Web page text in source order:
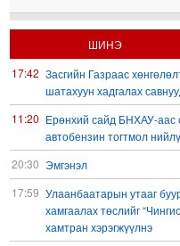
ШИНЭ
17:42 Засгийн Газраас
шатахуун хадгалах
11:20 Ерөнхий сайд БНХАУ-аас
автобензин тогтмол
20:30 Эмгэнэл
17:59 Улаанбаатарын утааг
хамгаалах төслийг
хамтран хэрэгжүүлнэ